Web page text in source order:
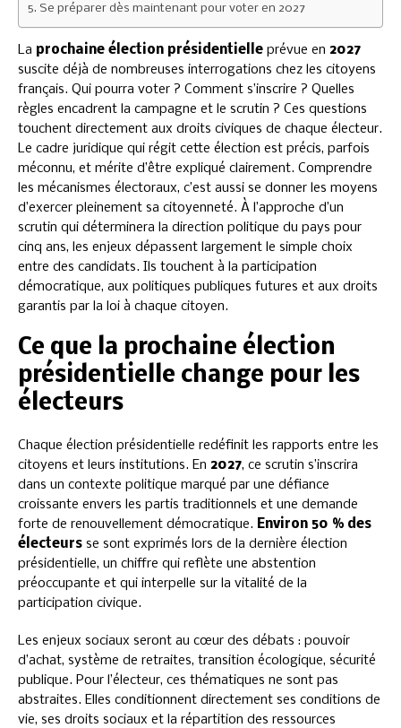
Se préparer dès maintenant pour voter en 2027
La prochaine élection présidentielle prévue en 2027
suscite déjà de nombreuses interrogations chez les citoyens
français. Qui pourra voter ? Comment s’inscrire ? Quelles
règles encadrent la campagne et le scrutin ? Ces questions
touchent directement aux droits civiques de chaque électeur.
Le cadre juridique qui régit cette élection est précis, parfois
méconnu, et mérite d’être expliqué clairement. Comprendre
les mécanismes électoraux, c’est aussi se donner les moyens
d’exercer pleinement sa citoyenneté. À l’approche d’un
scrutin qui déterminera la direction politique du pays pour
cinq ans, les enjeux dépassent largement le simple choix
entre des candidats. Ils touchent à la participation
démocratique, aux politiques publiques futures et aux droits
garantis par la loi à chaque citoyen.
Ce que la prochaine élection
présidentielle change pour les
électeurs
Chaque élection présidentielle redéfinit les rapports entre les
citoyens et leurs institutions. En 2027, ce scrutin s’inscrira
dans un contexte politique marqué par une défiance
croissante envers les partis traditionnels et une demande
forte de renouvellement démocratique. Environ 50 % des
électeurs se sont exprimés lors de la dernière élection
présidentielle, un chiffre qui reflète une abstention
préoccupante et qui interpelle sur la vitalité de la
participation civique.
Les enjeux sociaux seront au cœur des débats : pouvoir
d’achat, système de retraites, transition écologique, sécurité
publique. Pour l’électeur, ces thématiques ne sont pas
abstraites. Elles conditionnent directement ses conditions de
vie, ses droits sociaux et la répartition des ressources